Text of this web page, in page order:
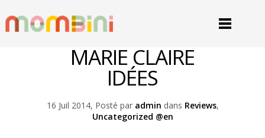
MARIE CLAIRE
IDÉES
16 Juil 2014, Posté par admin dans Reviews,
Uncategorized @en